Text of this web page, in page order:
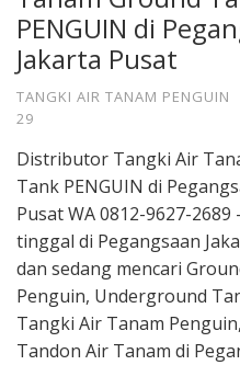
PENGUIN di
Jakarta Pusat
TANGKI AIR TANAM PENGUIN
29
Distributor Tangki Air
Tank PENGUIN di
Pusat WA 0812-9627-2689
tinggal di Pegangsaan
dan sedang mencari
Penguin, Underground
Tangki Air Tanam
Tandon Air Tanam di